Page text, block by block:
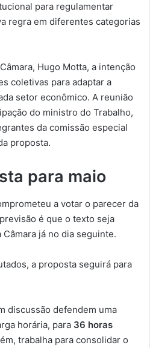
para regulamentar
regra em diferentes categorias
Hugo Motta, a intenção
coletivas para adaptar a
setor econômico. A reunião
do ministro do Trabalho,
da comissão especial
proposta.
para maio
a votar o parecer da
é que o texto seja
já no dia seguinte.
a proposta seguirá para
discussão defendem uma
horária, para 36 horas
trabalha para consolidar o